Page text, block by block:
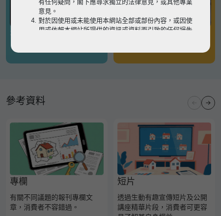
有關凶宅
參考資料
專欄
有關不同議題的報刊專欄文
章，消費者不容錯過。
短片
透過生動有趣宣傳短片及公開
講座精華片段，消費者可更容
有任何疑問，閣下應尋求獨立的法律意見，或其他專業
意見。
對於因使用或未能使用本網站全部或部份內容，或因使
用或依賴本網站所提供的資訊或資料而引致的任何損失
瀏覽以細閱本網站使用條款的完整版本。如有任